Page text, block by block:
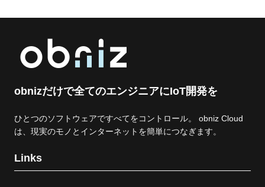
obnizだけで全てのエンジニアにIoT開発を
ひとつのソフトウェアですべてをコントロール。 obniz Cloud
は、現実のモノとインターネットを簡単につなぎます。
Links